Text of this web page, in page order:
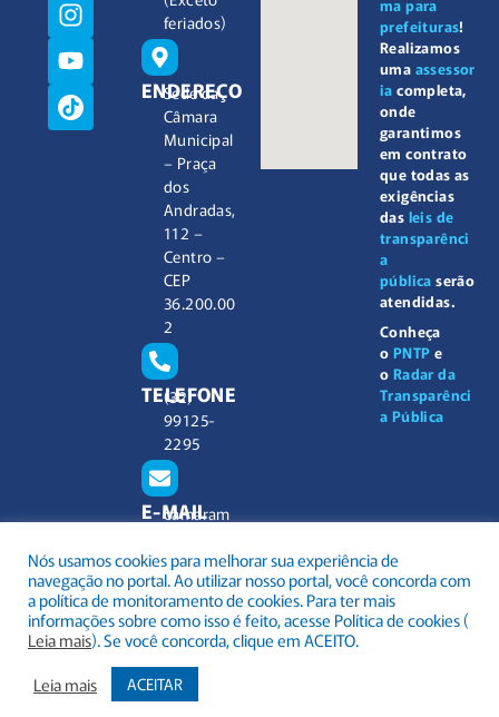
feriados)
ENDEREÇO
Sede da
Câmara
Municipal
– Praça
dos
Andradas,
112 –
Centro –
CEP
36.200.00
2
TELEFONE
(32)
99125-
2295
E-MAIL
camaram
barbacen
a.mg.gov.
br
ma para
prefeituras!
Realizamos
uma assessor
ia completa,
onde
garantimos
em contrato
que todas as
exigências
das leis de
transparênci
a
pública serão
atendidas.
Conheça
o PNTP e
o Radar da
Transparênci
a Pública
Todos os direitos reservados a Câmara Municipal Barbacena
Nós usamos cookies para melhorar sua experiência de
navegação no portal. Ao utilizar nosso portal, você concorda com
a política de monitoramento de cookies. Para ter mais
informações sobre como isso é feito, acesse Política de cookies (
Leia mais). Se você concorda, clique em ACEITO.
Leia mais
ACEITAR